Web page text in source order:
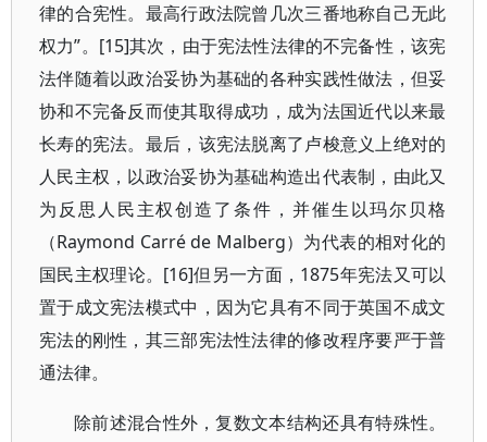
律的合宪性。最高行政法院曾几次三番地称自己无此
权力”。[15]其次，由于宪法性法律的不完备性，该宪
法伴随着以政治妥协为基础的各种实践性做法，但妥
协和不完备反而使其取得成功，成为法国近代以来最
长寿的宪法。最后，该宪法脱离了卢梭意义上绝对的
人民主权，以政治妥协为基础构造出代表制，由此又
为反思人民主权创造了条件，并催生以玛尔贝格
（Raymond Carré de Malberg）为代表的相对化的
国民主权理论。[16]但另一方面，1875年宪法又可以
置于成文宪法模式中，因为它具有不同于英国不成文
宪法的刚性，其三部宪法性法律的修改程序要严于普
通法律。
除前述混合性外，复数文本结构还具有特殊性。